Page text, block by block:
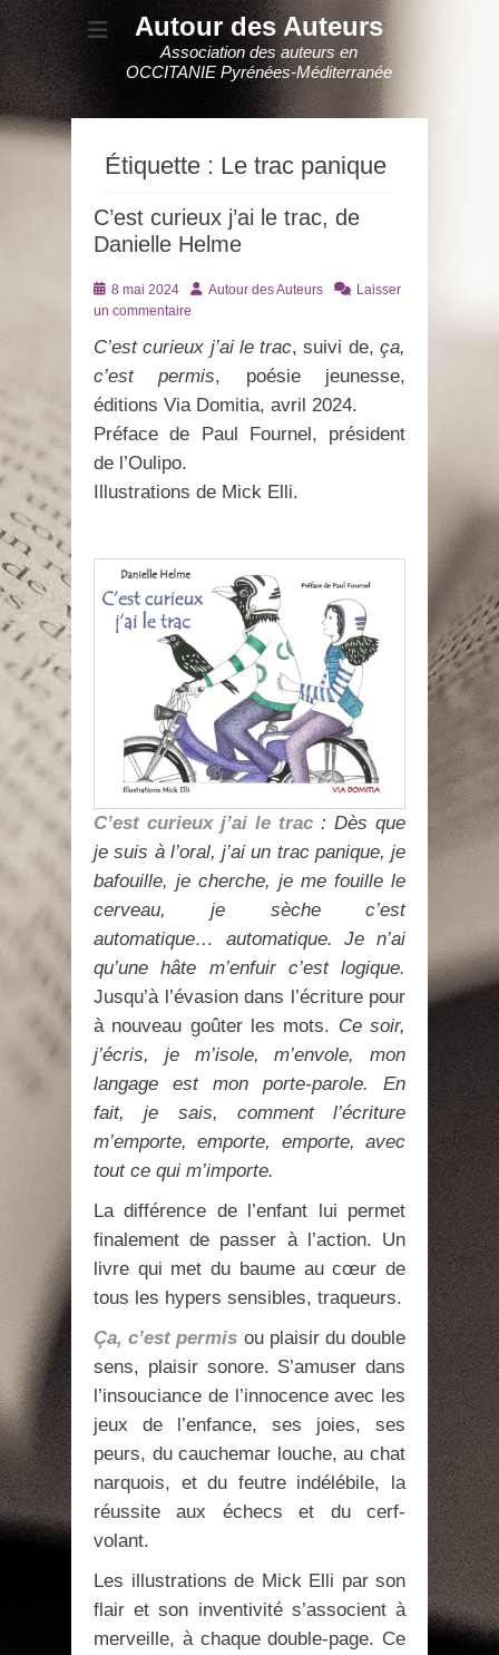
Autour des Auteurs
Association des auteurs en
OCCITANIE Pyrénées-Méditerranée
Étiquette : Le trac panique
C’est curieux j’ai le trac, de
Danielle Helme
Posté
le
8 mai 2024 AuteurAutour des Auteurs
Laisser
un commentaire
C’est curieux j’ai le trac, suivi de,ça,
c’est permis, poésie jeunesse,
éditions Via Domitia, avril 2024.
Préface de Paul Fournel, président
de l’Oulipo.
Illustrations de Mick Elli.
C’est curieux j’ai le trac : Dès que
je suis à l’oral, j’ai un trac panique, je
bafouille, je cherche, je me fouille le
cerveau, je sèche c’est
automatique… automatique. Je n’ai
qu’une hâte m’enfuir c’est logique.
Jusqu’à l’évasion dans l’écriture pour
à nouveau goûter les mots. Ce soir,
j’écris, je m’isole, m’envole, mon
langage est mon porte-parole. En
fait, je sais, comment l’écriture
m’emporte, emporte, emporte, avec
tout ce qui m’importe.
La différence de l’enfant lui permet
finalement de passer à l’action. Un
livre qui met du baume au cœur de
tous les hypers sensibles, traqueurs.
Ça, c’est permis ou plaisir du double
sens, plaisir sonore. S’amuser dans
l’insouciance de l’innocence avec les
jeux de l’enfance, ses joies, ses
peurs, du cauchemar louche, au chat
narquois, et du feutre indélébile, la
réussite aux échecs et du cerf-
volant.
Les illustrations de Mick Elli par son
flair et son inventivité s’associent à
merveille, à chaque double-page. Ce